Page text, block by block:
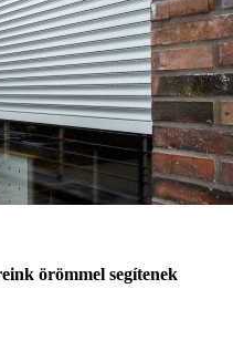
örömmel segítenek